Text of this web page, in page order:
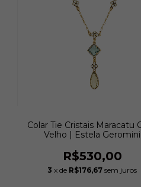
Colar Tie Cristais Maracatu
Velho | Estela Geromini
R$530,00
3 x de R$176,67 sem juros